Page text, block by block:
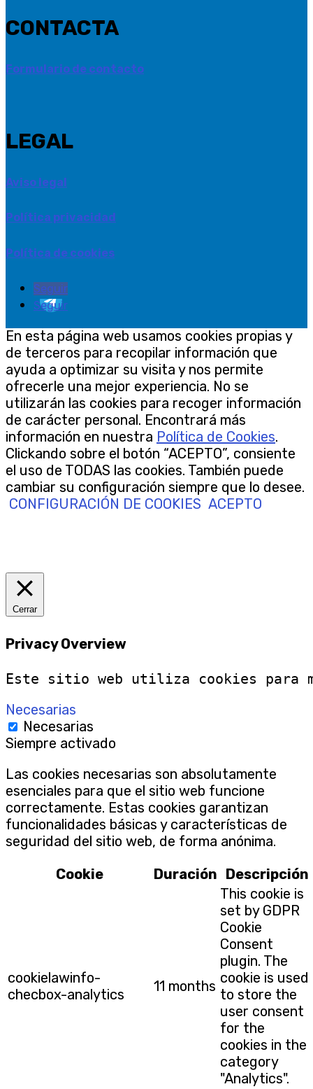
CONTACTA
Formulario de contacto
LEGAL
Aviso legal
Política privacidad
Política de cookies
Seguir
Seguir
En esta página web usamos cookies propias y
de terceros para recopilar información que
ayuda a optimizar su visita y nos permite
ofrecerle una mejor experiencia. No se
utilizarán las cookies para recoger información
de carácter personal. Encontrará más
información en nuestra Política de Cookies.
Clickando sobre el botón “ACEPTO”, consiente
el uso de TODAS las cookies. También puede
cambiar su configuración siempre que lo desee.
CONFIGURACIÓN DE COOKIES ACEPTO
Cerrar
Privacy Overview
Este sitio web utiliza cookies para
Necesarias
Necesarias
Siempre activado
Las cookies necesarias son absolutamente
esenciales para que el sitio web funcione
correctamente. Estas cookies garantizan
funcionalidades básicas y características de
seguridad del sitio web, de forma anónima.
Cookie
Duración Descripción
cookielawinfo-
checbox-analytics
11 months
This cookie is
set by GDPR
Cookie
Consent
plugin. The
cookie is used
to store the
user consent
for the
cookies in the
category
"Analytics".